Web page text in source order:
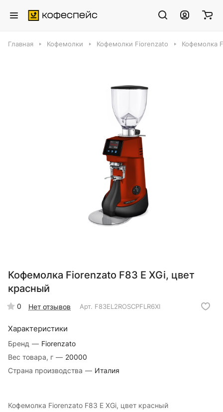
Главная Кофемолки Кофемолки Fiorenzato Кофемолка
Кофемолка Fiorenzato F83 E XGi, цвет
красный
0 Нет отзывов Арт. F83EL2ROSCPFLR6XI
Характеристики
Бренд — Fiorenzato
Вес товара, г — 20000
Страна производства — Италия
Кофемолка Fiorenzato F83 E XGi, цвет красный